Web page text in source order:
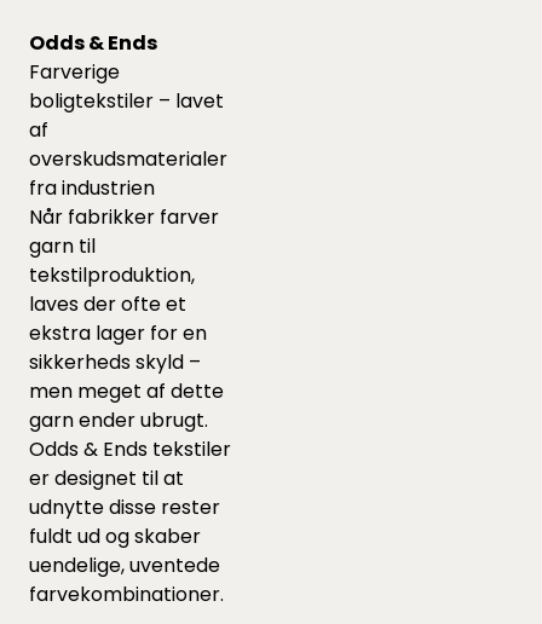
Odds & Ends
Farverige
boligtekstiler – lavet
af
overskudsmaterialer
fra industrien
Når fabrikker farver
garn til
tekstilproduktion,
laves der ofte et
ekstra lager for en
sikkerheds skyld –
men meget af dette
garn ender ubrugt.
Odds & Ends tekstiler
er designet til at
udnytte disse rester
fuldt ud og skaber
uendelige, uventede
farvekombinationer.